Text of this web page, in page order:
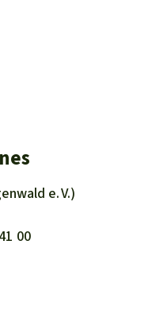
e. V.)
00